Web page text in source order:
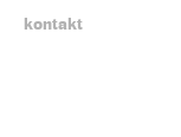
kontakt